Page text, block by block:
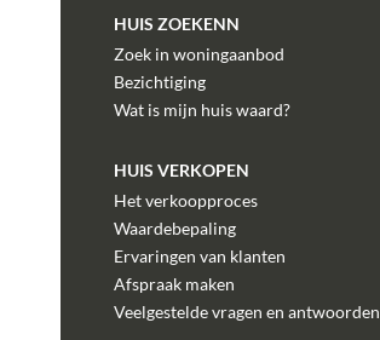
HUIS ZOEKENN
Zoek in woningaanbod
Bezichtiging
Wat is mijn huis waard?
HUIS VERKOPEN
Het verkoopproces
Waardebepaling
Ervaringen van klanten
Afspraak maken
Veelgestelde vragen en antwoorden